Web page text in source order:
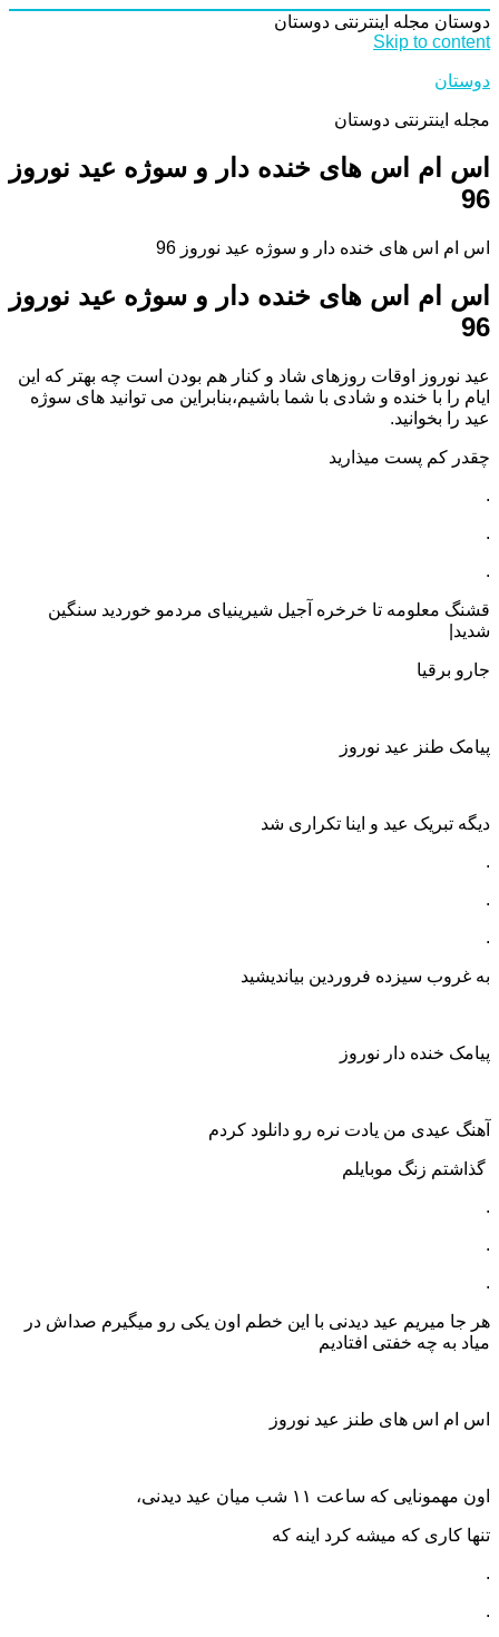
دوستان مجله اینترنتی دوستان
Skip to content
دوستان
مجله اینترنتی دوستان
اس ام اس های خنده دار و سوژه عید نوروز
96
اس ام اس های خنده دار و سوژه عید نوروز 96
اس ام اس های خنده دار و سوژه عید نوروز
96
عید نوروز اوقات روزهای شاد و کنار هم بودن است چه بهتر که این
ایام را با خنده و شادی با شما باشیم،بنابراین می توانید های سوژه
عید را بخوانید.
چقدر کم پست میذارید
.
.
.
قشنگ معلومه تا خرخره آجیل شیرینیای مردمو خوردید سنگین
شدید|
جارو برقیا
پیامک طنز عید نوروز
دیگه تبریک عید و اینا تکراری شد
.
.
.
به غروب سیزده فروردین بیاندیشید
پیامک خنده دار نوروز
آهنگ عیدی من یادت نره رو دانلود کردم
گذاشتم زنگ موبایلم
.
.
.
هر جا میریم عید دیدنی با این خطم اون یکی رو میگیرم صداش در
میاد به چه خفتی افتادیم
اس ام اس های طنز عید نوروز
اون مهمونایی که ساعت ۱۱ شب میان عید دیدنی،
تنها کاری که میشه کرد اینه که
.
.